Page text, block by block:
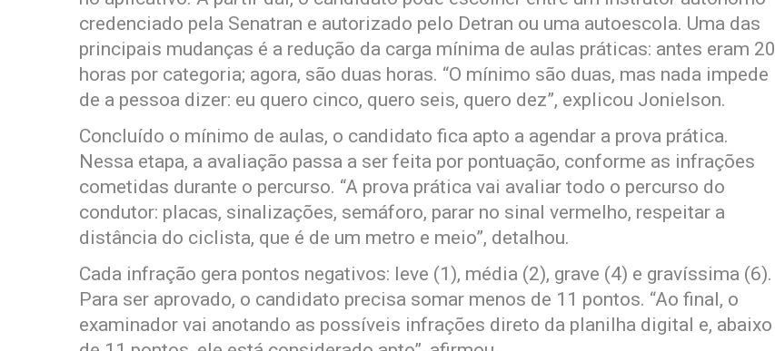
credenciado pela Senatran e autorizado pelo Detran ou uma autoescola. Uma das
principais mudanças é a redução da carga mínima de aulas práticas: antes eram 20
horas por categoria; agora, são duas horas. “O mínimo são duas, mas nada impede
de a pessoa dizer: eu quero cinco, quero seis, quero dez”, explicou Jonielson.
Concluído o mínimo de aulas, o candidato fica apto a agendar a prova prática.
Nessa etapa, a avaliação passa a ser feita por pontuação, conforme as infrações
cometidas durante o percurso. “A prova prática vai avaliar todo o percurso do
condutor: placas, sinalizações, semáforo, parar no sinal vermelho, respeitar a
distância do ciclista, que é de um metro e meio”, detalhou.
Cada infração gera pontos negativos: leve (1), média (2), grave (4) e gravíssima (6).
Para ser aprovado, o candidato precisa somar menos de 11 pontos. “Ao final, o
examinador vai anotando as possíveis infrações direto da planilha digital e, abaixo